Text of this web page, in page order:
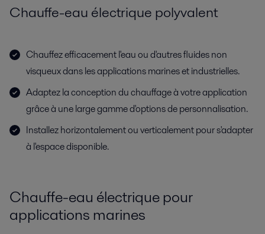
Chauffe-eau électrique polyvalent
Chauffez efficacement l'eau ou d'autres fluides non
visqueux dans les applications marines et industrielles.
Adaptez la conception du chauffage à votre application
grâce à une large gamme d'options de personnalisation.
Installez horizontalement ou verticalement pour s'adapter
à l'espace disponible.
Chauffe-eau électrique pour
applications marines